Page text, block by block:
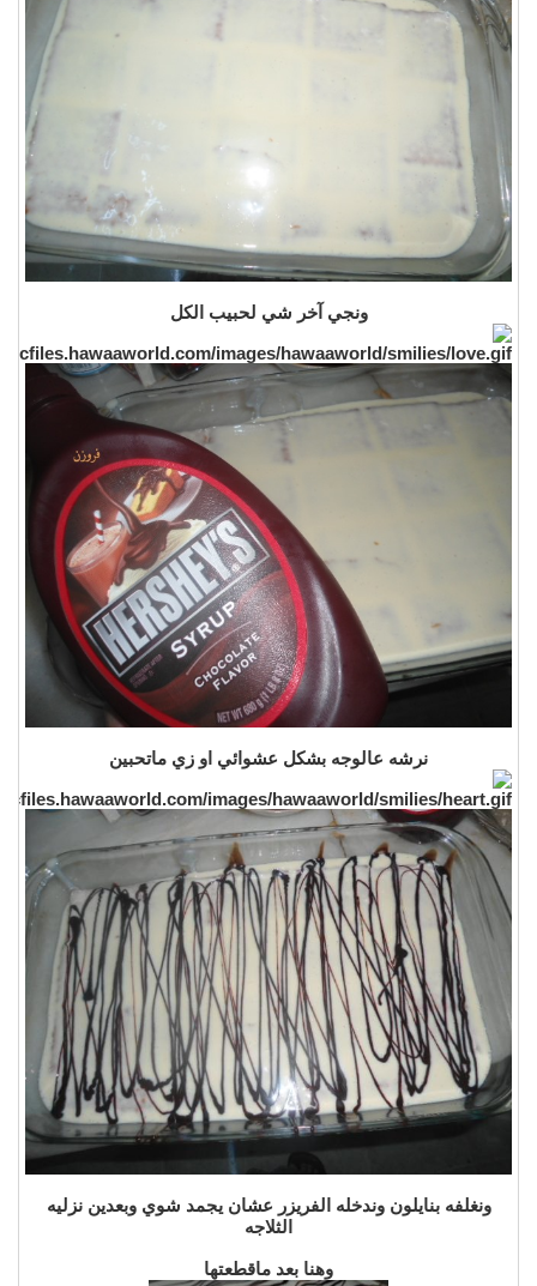
ونجي آخر شي لحبيب الكل
نرشه عالوجه بشكل عشوائي او زي ماتحبين
ونغلفه بنايلون وندخله الفريزر عشان يجمد شوي وبعدين نزليه
الثلاجه
وهنا بعد ماقطعتها